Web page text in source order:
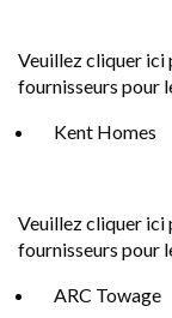
Veuillezcliquer ici
fournisseurs pour
Kent Homes
Veuillezcliquer ici
fournisseurs pour
ARC Towage